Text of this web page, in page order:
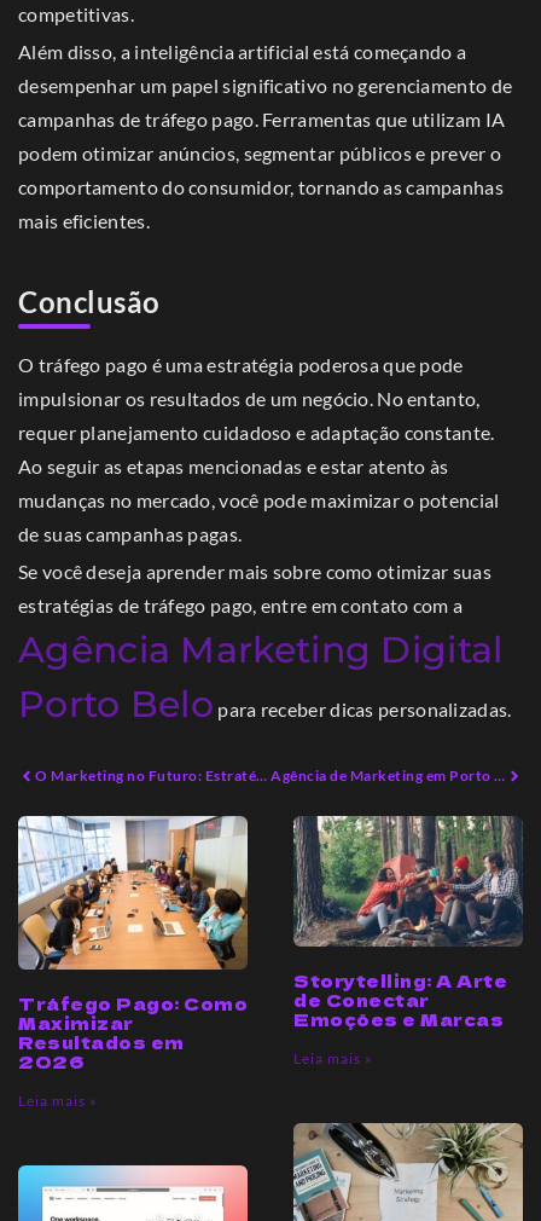
competitivas.
Além disso, a inteligência artificial está começando a
desempenhar um papel significativo no gerenciamento de
campanhas de tráfego pago. Ferramentas que utilizam IA
podem otimizar anúncios, segmentar públicos e prever o
comportamento do consumidor, tornando as campanhas
mais eficientes.
Conclusão
O tráfego pago é uma estratégia poderosa que pode
impulsionar os resultados de um negócio. No entanto,
requer planejamento cuidadoso e adaptação constante.
Ao seguir as etapas mencionadas e estar atento às
mudanças no mercado, você pode maximizar o potencial
de suas campanhas pagas.
Se você deseja aprender mais sobre como otimizar suas
estratégias de tráfego pago, entre em contato com a
Agência Marketing Digital
Porto Belo para receber dicas personalizadas.
O Marketing no Futuro: Estratégias Inovadoras para 2026 Agência de Marketing em Porto Belo: Estratégias para Diferenciação
Tráfego Pago: Como
Maximizar
Resultados em
2026
Leia mais »
Storytelling: A Arte
de Conectar
Emoções e Marcas
Leia mais »